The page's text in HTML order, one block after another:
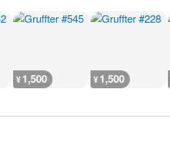
¥1,500 ¥1,500